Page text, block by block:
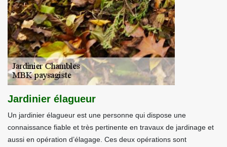
Jardinier élagueur
Un jardinier élagueur est une personne qui dispose une
connaissance fiable et très pertinente en travaux de jardinage et
aussi en opération d’élagage. Ces deux opérations sont